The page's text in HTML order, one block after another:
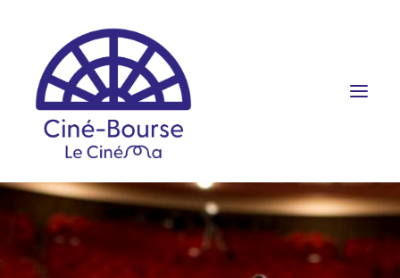
FILMS ET HORAIRES
ÉVÉNEMENTS